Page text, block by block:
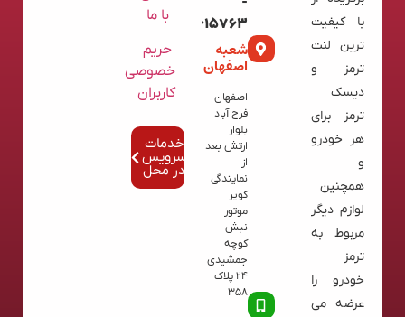
با کیفیت
ترین لنت
ترمز و
دیسک
ترمز برای
هر خودرو
و
همچنین
لوازم دیگر
مربوط به
ترمز
خودرو را
عرضه می
02136615763
شعبه
اصفهان
اصفهان
فرح آباد
بلوار
ارتش بعد
از
نمایندگی
کویر
موتور
نبش
کوچه
جمشیدی
24 پلاک
358
با ما
حریم
خصوصی
کاربران
خدمات
سرویس
در محل